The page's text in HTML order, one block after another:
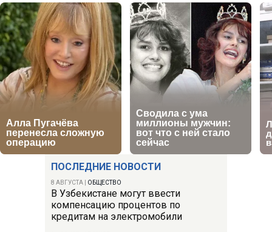
ПОСЛЕДНИЕ НОВОСТИ
8 АВГУСТА ОБЩЕСТВО
В Узбекистане могут ввести
компенсацию процентов по
кредитам на электромобили